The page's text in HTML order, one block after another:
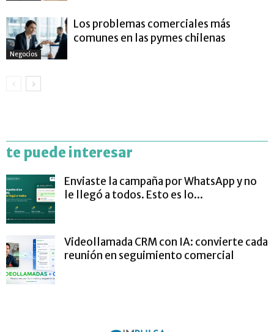
Negocios
Los problemas comerciales más
comunes en las pymes chilenas
te puede interesar
Enviaste la campaña por WhatsApp y no
le llegó a todos. Esto es lo...
Videollamada CRM con IA: convierte cada
reunión en seguimiento comercial